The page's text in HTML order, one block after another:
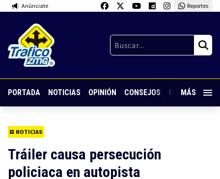
Anúnciate Reportes
PORTADA NOTICIAS OPINIÓN CONSEJOS GUARDIA
MÁS
NOTICIAS
Tráiler causa persecución
policiaca en autopista